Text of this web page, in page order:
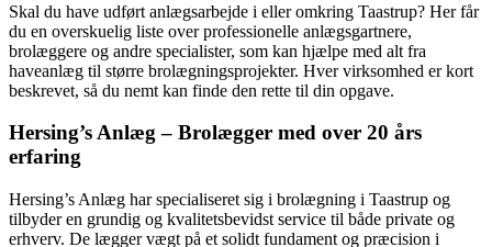
Skal du have udført anlægsarbejde i eller omkring Taastrup? Her får
du en overskuelig liste over professionelle anlægsgartnere,
brolæggere og andre specialister, som kan hjælpe med alt fra
haveanlæg til større brolægningsprojekter. Hver virksomhed er kort
beskrevet, så du nemt kan finde den rette til din opgave.
Hersing’s Anlæg – Brolægger med over 20 års
erfaring
Hersing’s Anlæg har specialiseret sig i brolægning i Taastrup og
tilbyder en grundig og kvalitetsbevidst service til både private og
erhverv. De lægger vægt på et solidt fundament og præcision i